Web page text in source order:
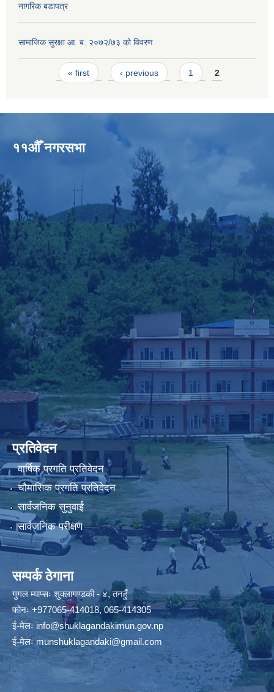
नागरिक बडापत्र
सामाजिक सुरक्षा आ. ब. २०७२/७३ को विवरण
Pages« first ‹ previous 1 2
११औँ नगरसभा
प्रतिवेदन
वार्षिक प्रगति प्रतिवेदन
चौमासिक प्रगति प्रतिवेदन
सार्वजनिक सुनुवाई
सार्वजनिक परीक्षण
सम्पर्क ठेगाना
गुगल म्याप्सःशुक्लागण्डकी - ४, तनहुँ
फोनः+977065-414018,065-414305
ई-मेलः info@shuklagandakimun.gov.np
ई-मेलःmunshuklagandaki@gmail.com